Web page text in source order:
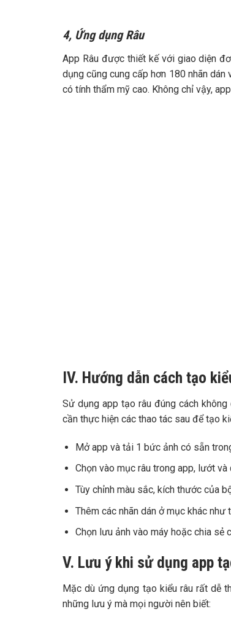
4, Ứng dụng Râu
App Râu được thiết kế với giao diện
dụng cũng cung cấp hơn 180 nhãn
có tính thẩm mỹ cao. Không chỉ vậy,
IV. Hướng dẫn cách tạo
Sử dụng app tạo râu đúng cách
cần thực hiện các thao tác sau để tạo
Mở app và tải 1 bức ảnh có sẵn
Chọn vào mục râu trong app, lướt và
Tùy chỉnh màu sắc, kích thước của
Thêm các nhãn dán ở mục khác
Chọn lưu ảnh vào máy hoặc chia sẻ
V. Lưu ý khi sử dụng app
Mặc dù ứng dụng tạo kiểu râu rất dễ
những lưu ý mà mọi người nên biết: